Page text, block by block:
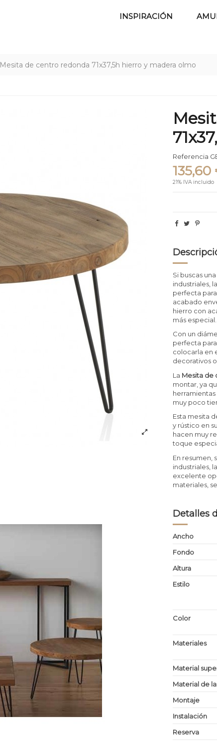
INSPIRACIÓN
Mesita de centro redonda 71x37,5h hierro y madera olmo
Referencia
135,60
21% IVA incluido
Si buscas
industriales, la
perfecta
acabado
hierro con
más especial.
Con un
perfecta
colocarla en
decorativos
La Mesita de
montar, ya
muy poco
Esta mesita
y rústico en
hacen muy
toque
En resumen,
industriales, la
excelente
materiales,
Detalles
Ancho
Fondo
Altura
Estilo
Color
Materiales
Material
Material de
Montaje
Instalación
Reserva